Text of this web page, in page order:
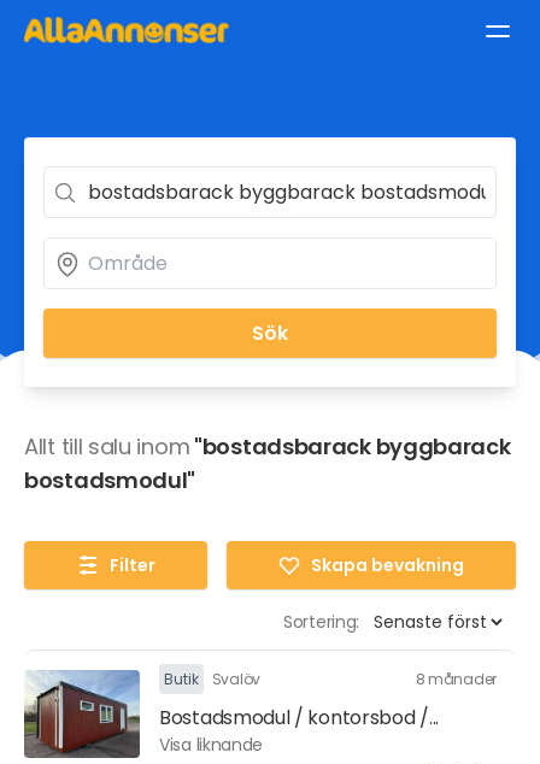
Sök
Allt till salu inom "bostadsbarack byggbarack
bostadsmodul"
Filter Skapa bevakning
Sortering:
Butik Svalöv 8 månader
Bostadsmodul / kontorsbod /...
Visa liknande